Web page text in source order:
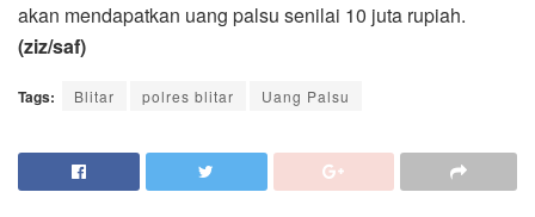
akan mendapatkan uang palsu senilai 10 juta rupiah.
(ziz/saf)
Tags: Blitar polres blitar Uang Palsu